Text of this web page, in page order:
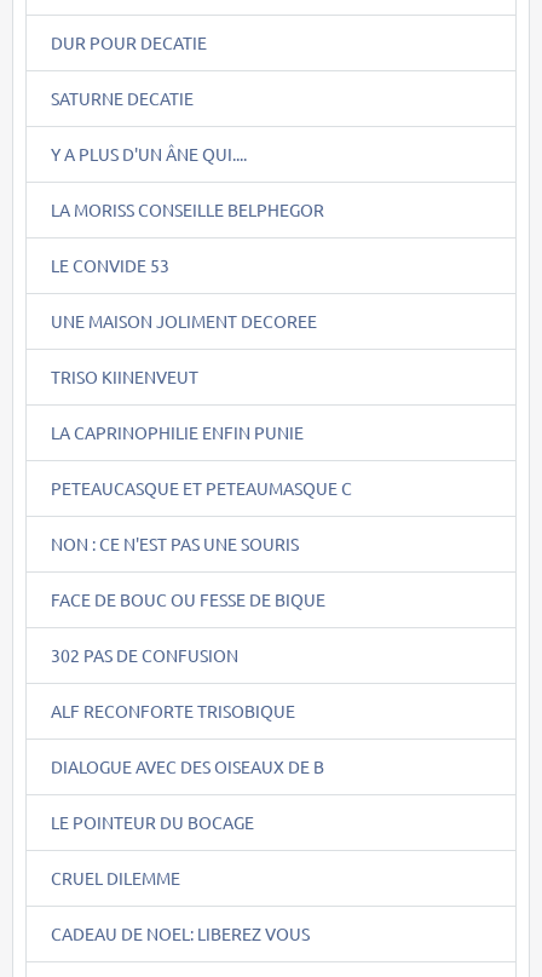
DUR POUR DECATIE
SATURNE DECATIE
Y A PLUS D'UN ÂNE QUI....
LA MORISS CONSEILLE BELPHEGOR
LE CONVIDE 53
UNE MAISON JOLIMENT DECOREE
TRISO KIINENVEUT
LA CAPRINOPHILIE ENFIN PUNIE
PETEAUCASQUE ET PETEAUMASQUE C
NON : CE N'EST PAS UNE SOURIS
FACE DE BOUC OU FESSE DE BIQUE
302 PAS DE CONFUSION
ALF RECONFORTE TRISOBIQUE
DIALOGUE AVEC DES OISEAUX DE B
LE POINTEUR DU BOCAGE
CRUEL DILEMME
CADEAU DE NOEL: LIBEREZ VOUS